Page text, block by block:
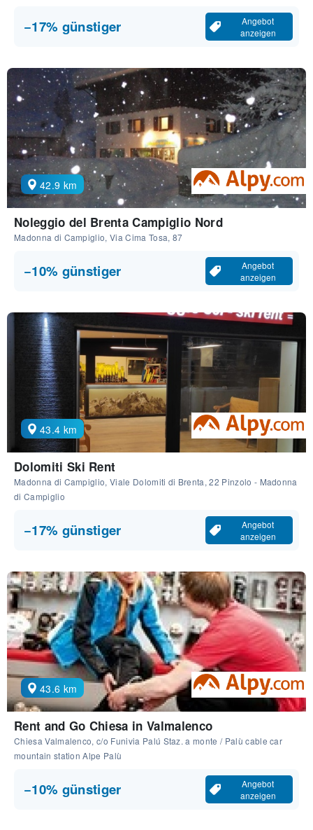
−17% günstiger
Angebot
anzeigen
42.9 km
Noleggio del Brenta Campiglio Nord
Madonna di Campiglio, Via Cima Tosa, 87
−10% günstiger
Angebot
anzeigen
43.4 km
Dolomiti Ski Rent
Madonna di Campiglio, Viale Dolomiti di Brenta, 22 Pinzolo - Madonna
di Campiglio
−17% günstiger
Angebot
anzeigen
43.6 km
Rent and Go Chiesa in Valmalenco
Chiesa Valmalenco, c/o Funivia Palú Staz. a monte / Palù cable car
mountain station Alpe Palù
−10% günstiger
Angebot
anzeigen